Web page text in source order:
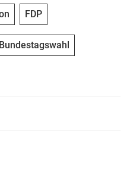
FDP
Bundestagswahl